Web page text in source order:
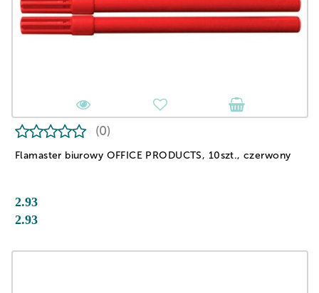
Flamaster biurowy OFFICE PRODUCTS, 10szt., czerwony
(0)
2.93
2.93